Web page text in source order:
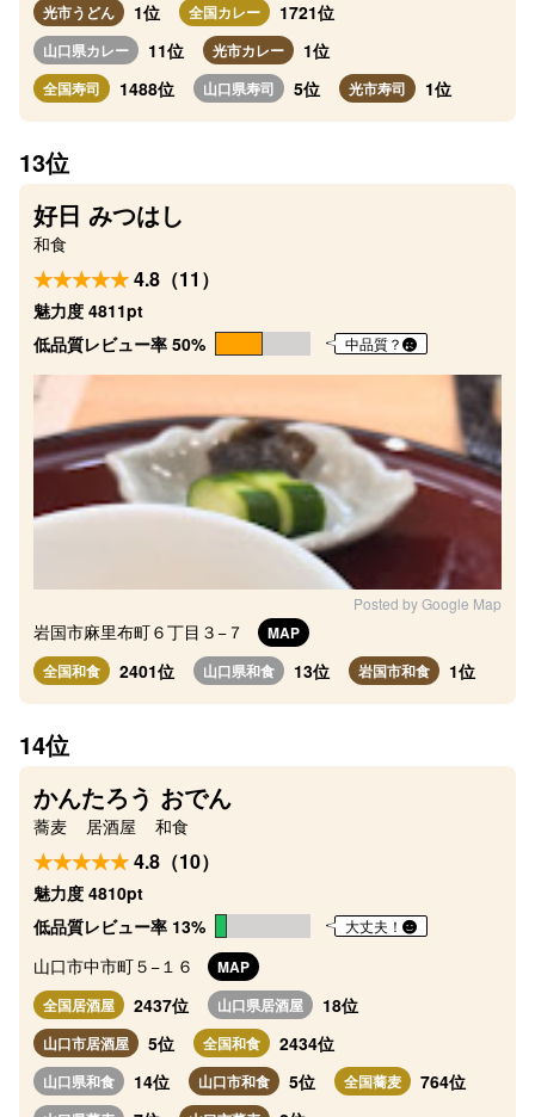
光市うどん 1位 全国カレー 1721位
山口県カレー 11位 光市カレー 1位
全国寿司 1488位 山口県寿司 5位 光市寿司 1位
13位
好日 みつはし
和食
4.8（11）
魅力度 4811pt
低品質レビュー率 50%
中品質？
Posted by Google Map
岩国市麻里布町６丁目３−７
MAP
全国和食
2401位 山口県和食 13位 岩国市和食 1位
14位
かんたろう おでん
蕎麦 居酒屋 和食
4.8（10）
魅力度 4810pt
低品質レビュー率 13%
大丈夫！
山口市中市町５−１６
MAP
全国居酒屋
2437位 山口県居酒屋 18位
山口市居酒屋 5位 全国和食 2434位
山口県和食 14位 山口市和食 5位 全国蕎麦 764位